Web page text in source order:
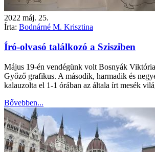
2022 máj. 25.
Írta: Bodnárné M. Krisztina
Író-olvasó találkozó a Szisziben
Május 19-én vendégünk volt Bosnyák
Győző grafikus. A második, harmadik és
kalauzolta el 1-1 órában az általa írt mesék
Bővebben...